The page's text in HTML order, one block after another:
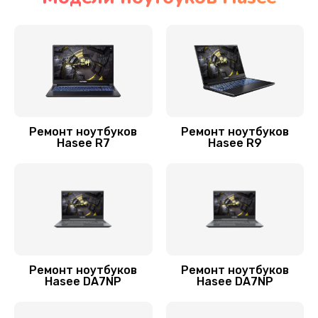
Настройка Wi-Fi
Замена южного моста
Ремонт ноутбуков
Hasee R7
Ремонт ноутбуков
Hasee R9
Ремонт ноутбуков
Hasee DA7NP
Ремонт ноутбуков
Hasee DA7NP